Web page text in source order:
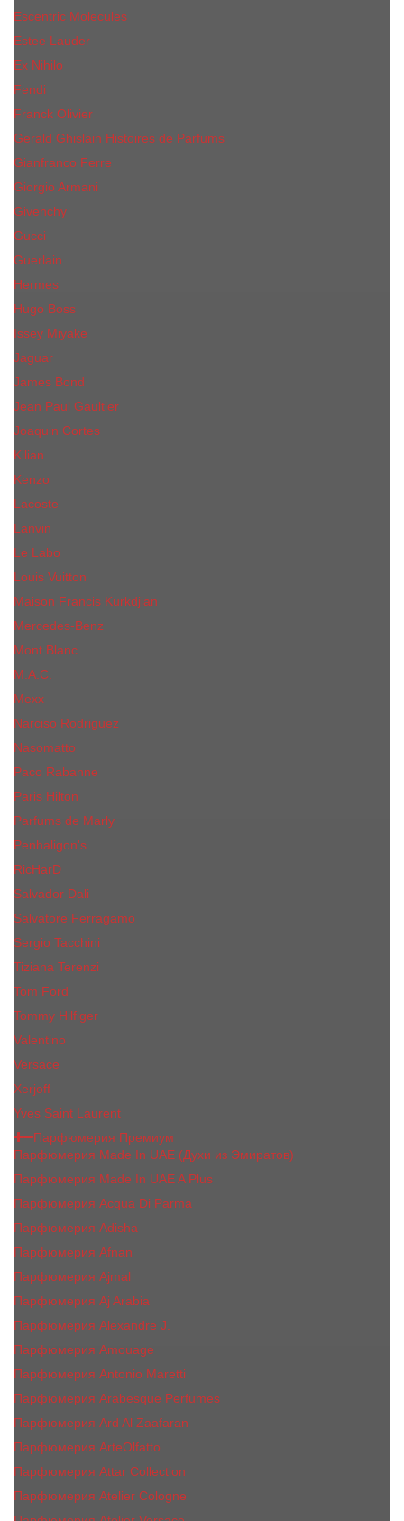
Escentric Molecules
Еsteе Lаudеr
Ex Nihilo
Fendi
Franck Olivier
Gerald Ghislain Histoires de Parfums
Gianfranco Ferre
Giorgio Armani
Givenchy
Gucci
Guerlain
Hermes
Hugo Boss
Issey Miyake
Jaguar
James Bond
Jean Paul Gaultier
Joaquin Сortes
Kilian
Kenzo
Lacoste
Lanvin
Le Labo
Louis Vuitton
Maison Francis Kurkdjian
Mercedes-Benz
Mont Blanc
M.А.C.
Mexx
Narciso Rodriguez
Nasomatto
Paco Rabanne
Paris Hilton
Parfums de Marly
Penhaligon​'s
RicHarD
Salvador Dali
Salvatore Ferragamo
Sergio Tacchini
Tiziana Terenzi
Tom Ford
Tommy Hilfiger
Valentino
Versace
Xerjoff
Yves Saint Laurent
Парфюмерия Премиум
Парфюмерия Made In UAE (Духи из Эмиратов)
Парфюмерия Made In UAE A Plus
Парфюмерия Acqua Di Parma
Парфюмерия Adisha
Парфюмерия Afnan
Парфюмерия Ajmal
Парфюмерия Aj Arabia
Парфюмерия Alexandre J.
Парфюмерия Amouage
Парфюмерия Antonio Maretti
Парфюмерия Arabesque Perfumes
Парфюмерия Ard Al Zaafaran
Парфюмерия ArteOlfatto
Парфюмерия Attar Collection
Парфюмерия Atelier Cologne